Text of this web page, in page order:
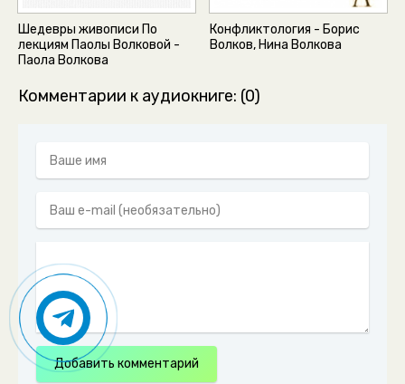
Шедевры живописи По
лекциям Паолы Волковой -
Паола Волкова
Конфликтология - Борис
Волков, Нина Волкова
Комментарии к аудиокниге: (0)
Добавить комментарий